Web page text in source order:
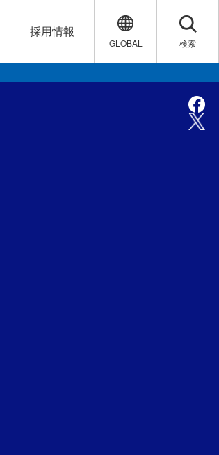
採用情報
GLOBAL 検索